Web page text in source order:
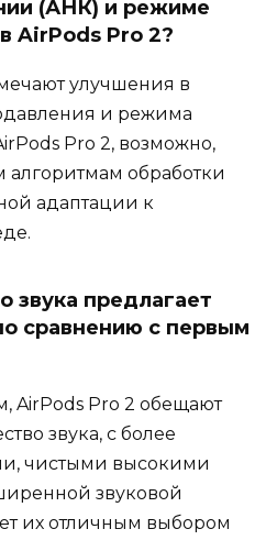
(АНК) и режиме
AirPods Pro 2?
улучшения в
и режима
Pro 2, возможно,
алгоритмам обработки
адаптации к
звука предлагает
сравнению с первым
AirPods Pro 2 обещают
звука, с более
чистыми высокими
звуковой
их отличным выбором